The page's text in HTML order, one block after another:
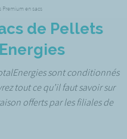
Premium en sacs
de Pellets
sont conditionnés
tout ce qu’il faut savoir sur
offerts par les filiales de